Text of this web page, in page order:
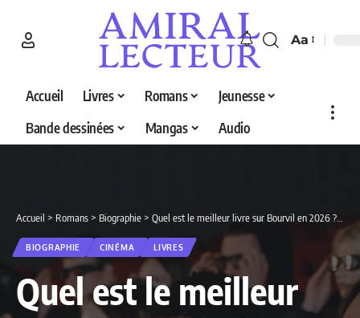
Aa
Accueil Livres Romans
Jeunesse
Bande dessinées
Mangas Audio
Accueil > Romans> Biographie> Quel est le meilleur livre sur Bourvil en 2026 ? Découvrez nos 5 sélections
BIOGRAPHIE CINÉMA LIVRES
Quel est le meilleur